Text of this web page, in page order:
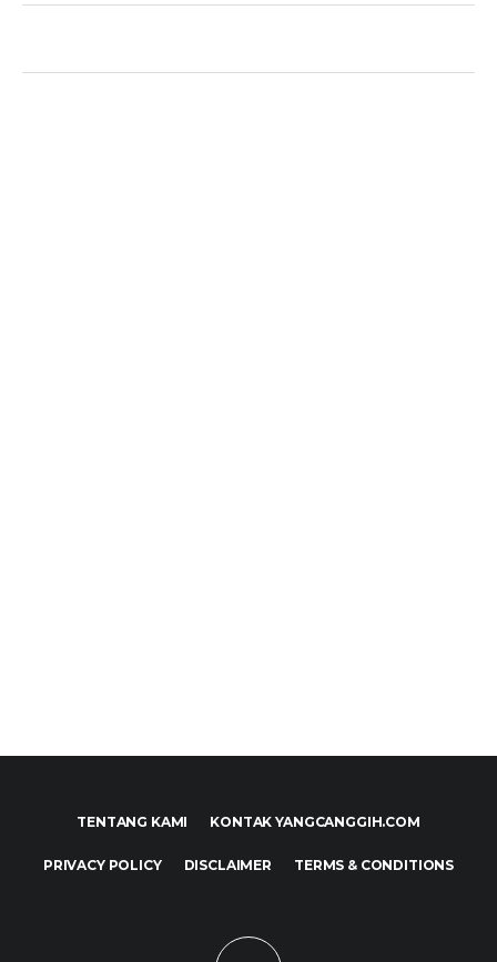
TENTANG KAMI KONTAK YANGCANGGIH.COM
PRIVACY POLICY DISCLAIMER TERMS & CONDITIONS